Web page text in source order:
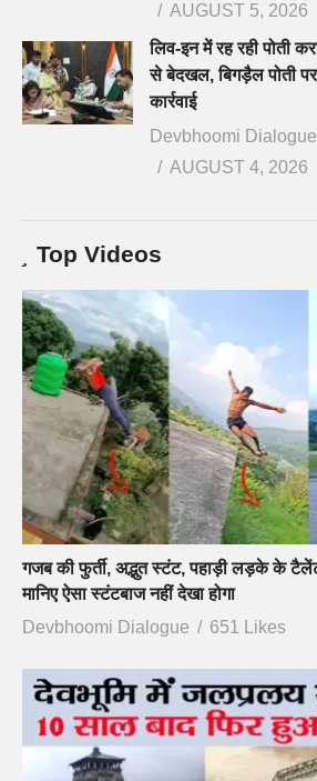
AUGUST 5, 2026
लिव-इन में रह रही पोती
से बेदखल, बिगड़ैल पोती
कार्रवाई
Devbhoomi Dialogue
AUGUST 4, 2026
Top Videos
गजब की फुर्ती, अद्भुत स्टंट, पहाड़ी लड़के के
मानिए ऐसा स्टंटबाज नहीं देखा होगा
Devbhoomi Dialogue
651 Likes